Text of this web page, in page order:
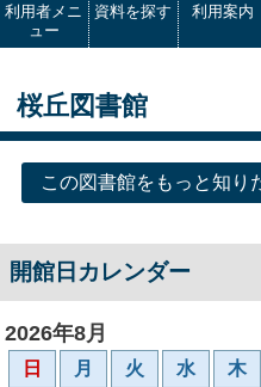
利用者メニ
ュー
資料を探す 利用案内
桜丘図書館
この図書館をもっと知り
開館日カレンダー
2026年8月
日 月 火 水 木